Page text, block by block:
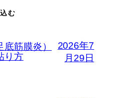
む
筋膜炎）
り方
2026年7
月29日